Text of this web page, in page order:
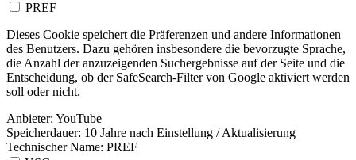
PREF
Dieses Cookie speichert die Präferenzen und andere Informationen
des Benutzers. Dazu gehören insbesondere die bevorzugte Sprache,
die Anzahl der anzuzeigenden Suchergebnisse auf der Seite und die
Entscheidung, ob der SafeSearch-Filter von Google aktiviert werden
soll oder nicht.
Anbieter: YouTube
Speicherdauer: 10 Jahre nach Einstellung / Aktualisierung
Technischer Name: PREF